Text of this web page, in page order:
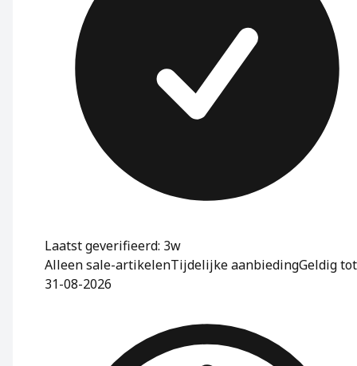
Laatst geverifieerd: 3w
Alleen sale-artikelenTijdelijke aanbiedingGeldig
31-08-2026